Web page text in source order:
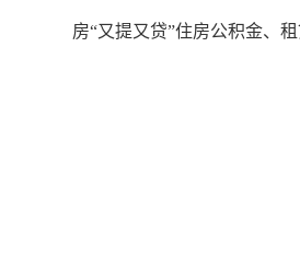
房“又提又贷”住房公积金、